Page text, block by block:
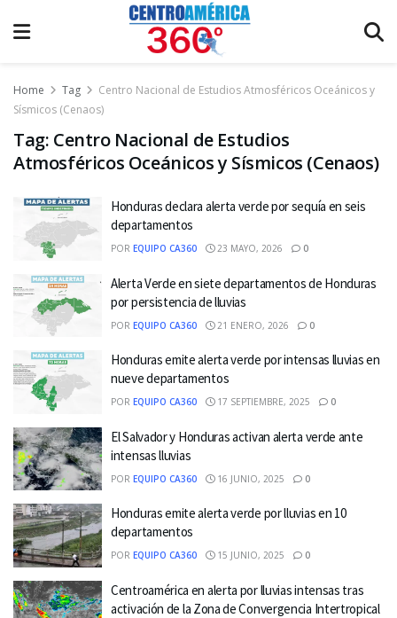
Home Tag
Centro Nacional de Estudios Atmosféricos Oceánicos y
Sísmicos (Cenaos)
Tag: Centro Nacional de Estudios
Atmosféricos Oceánicos y Sísmicos (Cenaos)
Honduras declara alerta verde por sequía en seis
departamentos
POR EQUIPO CA360 23 MAYO, 2026 0
Alerta Verde en siete departamentos de Honduras
por persistencia de lluvias
POR EQUIPO CA360 21 ENERO, 2026 0
Honduras emite alerta verde por intensas lluvias en
nueve departamentos
POR EQUIPO CA360 17 SEPTIEMBRE, 2025 0
El Salvador y Honduras activan alerta verde ante
intensas lluvias
POR EQUIPO CA360 16 JUNIO, 2025 0
Honduras emite alerta verde por lluvias en 10
departamentos
POR EQUIPO CA360 15 JUNIO, 2025 0
Centroamérica en alerta por lluvias intensas tras
activación de la Zona de Convergencia Intertropical